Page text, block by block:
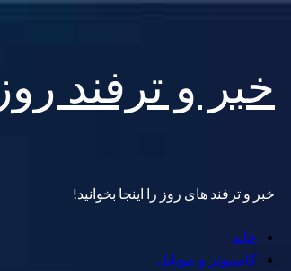
content
خبر و ترفند روز
خبر و ترفند های روز را اینجا بخوانید!
Primary
Menu
خانه
کامپیوتر و موبایل